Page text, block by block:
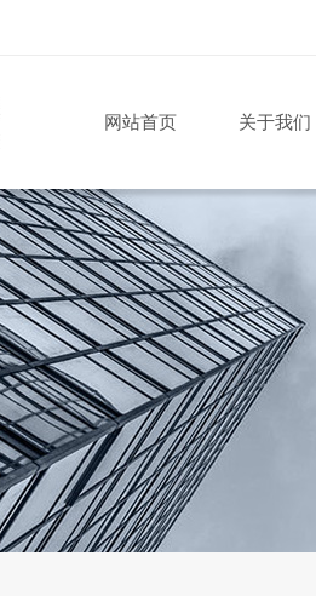
网站首页 关于我们